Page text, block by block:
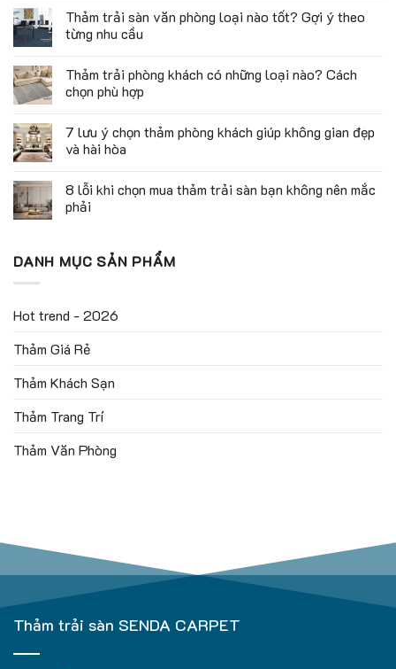
Thảm trải sàn văn phòng loại nào tốt? Gợi ý theo
từng nhu cầu
Thảm trải phòng khách có những loại nào? Cách
chọn phù hợp
7 lưu ý chọn thảm phòng khách giúp không gian đẹp
và hài hòa
8 lỗi khi chọn mua thảm trải sàn bạn không nên mắc
phải
DANH MỤC SẢN PHẨM
Hot trend - 2026
Thảm Giá Rẻ
Thảm Khách Sạn
Thảm Trang Trí
Thảm Văn Phòng
Thảm trải sàn SENDA CARPET